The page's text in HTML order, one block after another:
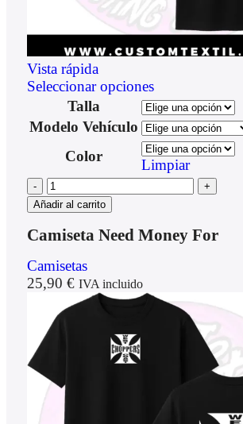
Vista rápida
Seleccionar opciones
Talla
Modelo Vehículo
Color
Limpiar
Añadir al carrito
Camiseta Need Money For
Camisetas
25,90 € IVA incluido